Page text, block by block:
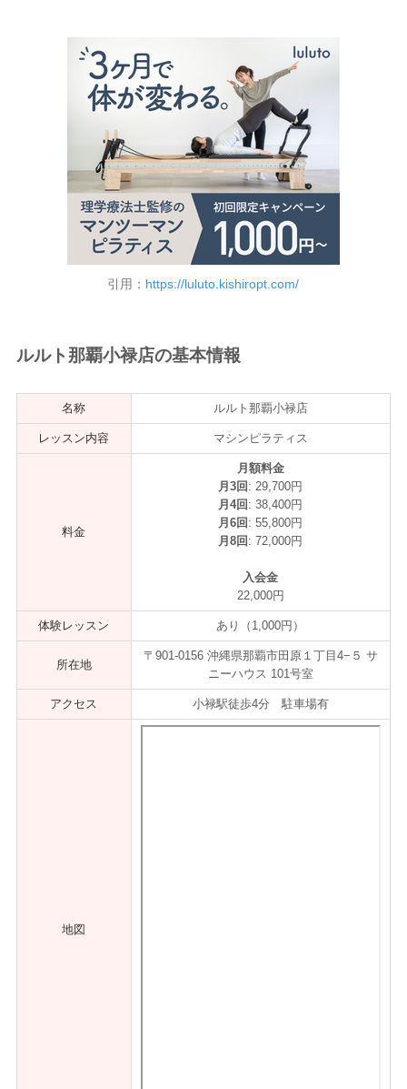
引用： https://luluto.kishiropt.com/
ルルト那覇小禄店の基本情報
名称 ルルト那覇小禄店
レッスン内容 マシンピラティス
料金
月額料金
月3回 : 29,700円
月4回 : 38,400円
月6回 : 55,800円
月8回 : 72,000円
入会金
22,000円
体験レッスン あり（1,000円）
所在地
〒901-0156 沖縄県那覇市田原１丁目4−５ サ
ニーハウス 101号室
アクセス 小禄駅徒歩4分 駐車場有
地図